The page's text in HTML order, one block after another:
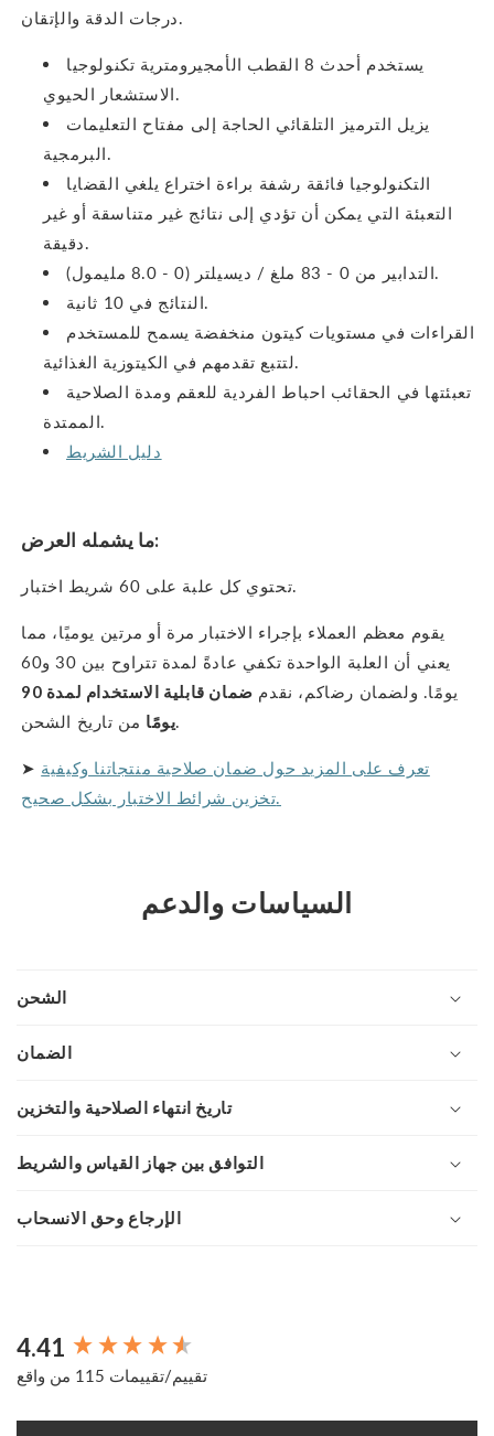
درجات الدقة والإتقان.
يستخدم أحدث 8 القطب الأمجيرومترية تكنولوجيا
الاستشعار الحيوي.
يزيل الترميز التلقائي الحاجة إلى مفتاح التعليمات
البرمجية.
التكنولوجيا فائقة رشفة براءة اختراع يلغي القضايا
التعبئة التي يمكن أن تؤدي إلى نتائج غير متناسقة أو غير
دقيقة.
التدابير من 0 - 83 ملغ / ديسيلتر (0 - 8.0 مليمول).
النتائج في 10 ثانية.
القراءات في مستويات كيتون منخفضة يسمح للمستخدم
لتتبع تقدمهم في الكيتوزية الغذائية.
تعبئتها في الحقائب احباط الفردية للعقم ومدة الصلاحية
الممتدة.
دليل الشريط
ما يشمله العرض:
تحتوي كل علبة على 60 شريط اختبار.
يقوم معظم العملاء بإجراء الاختبار مرة أو مرتين يوميًا، مما
يعني أن العلبة الواحدة تكفي عادةً لمدة تتراوح بين 30 و60
يومًا. ولضمان رضاكم، نقدم
ضمان قابلية الاستخدام لمدة 90
يومًامن تاريخ الشحن.
➤ تعرف على المزيد حول ضمان صلاحية منتجاتنا وكيفية
تخزين شرائط الاختبار بشكل صحيح.
السياسات والدعم
الشحن
الضمان
تاريخ انتهاء الصلاحية والتخزين
التوافق بين جهاز القياس والشريط
الإرجاع وحق الانسحاب
4.41
تقييم/تقييمات 115 من واقع
New content loaded